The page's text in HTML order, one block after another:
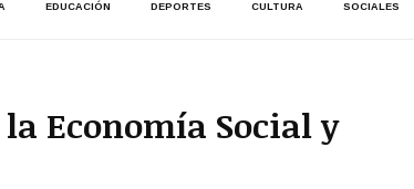
EDUCACIÓN DEPORTES CULTURA SOCIALES
Economía Social y